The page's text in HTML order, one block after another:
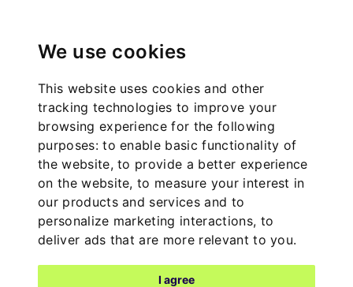
We use cookies
This website uses cookies and other
tracking technologies to improve your
browsing experience for the following
purposes:to enable basic functionality of
the website,to provide a better experience
on the website,to measure your interest in
our products and services and to
personalize marketing interactions, to
deliver ads that are more relevant to you.
I agree